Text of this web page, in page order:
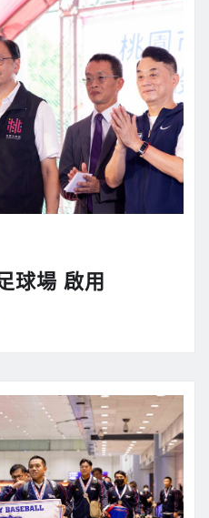
球場 啟用